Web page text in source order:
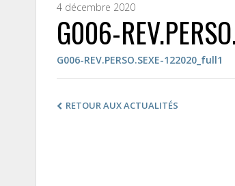
4 décembre 2020
G006-
G006-REV.PERSO.SEXE-122020_full1
RETOUR AUX ACTUALITÉS